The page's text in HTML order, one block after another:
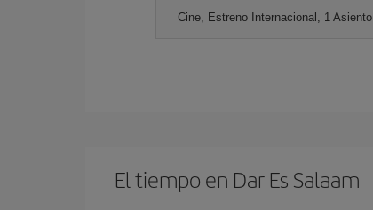
Cine, Estreno Internacional, 1 Asiento
El tiempo en Dar Es Salaam